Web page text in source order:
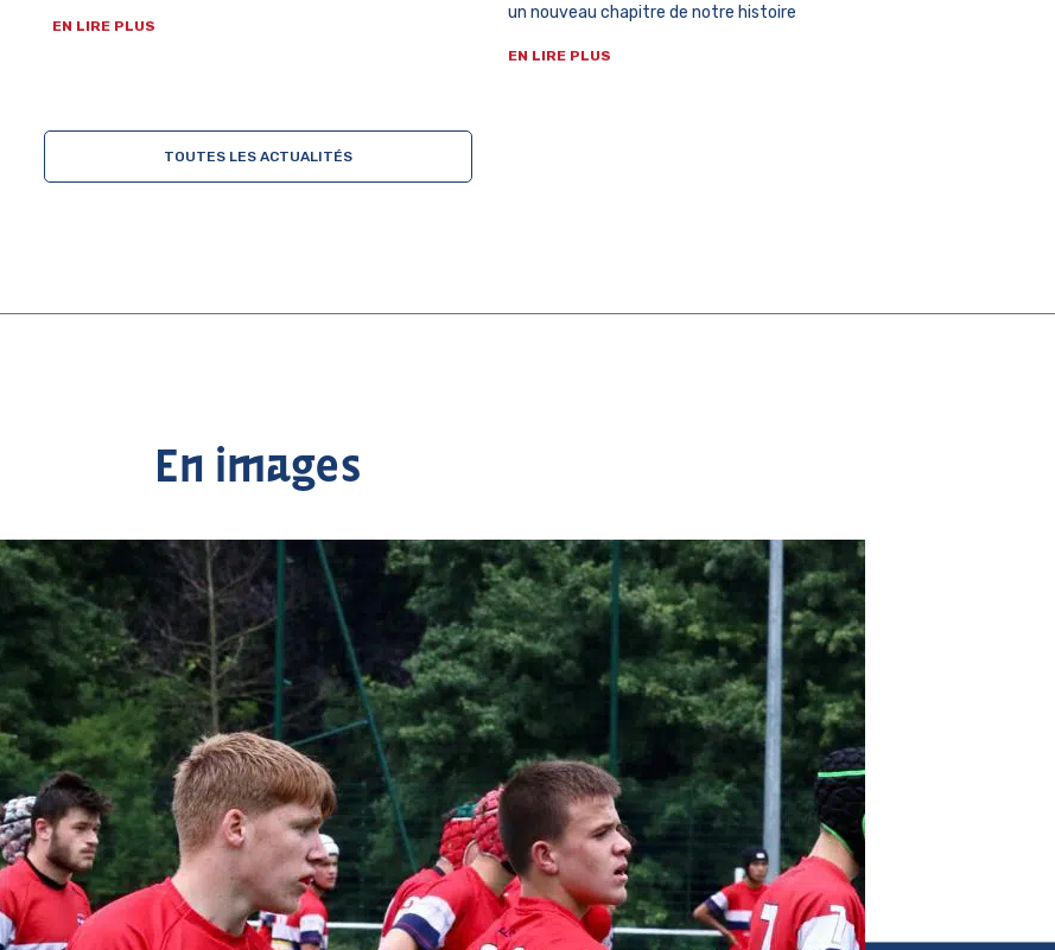
EN LIRE PLUS
un nouveau chapitre de notre histoire
EN LIRE PLUS
TOUTES LES ACTUALITÉS
En images